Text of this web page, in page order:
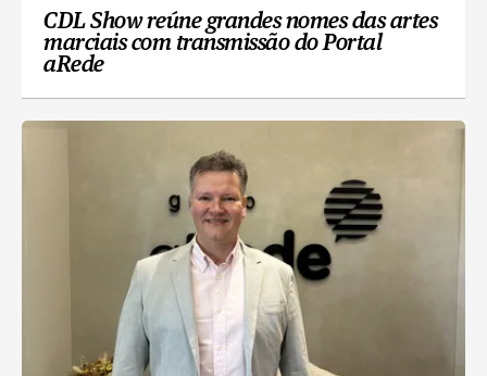
CDL Show reúne grandes nomes das artes
marciais com transmissão do Portal
aRede